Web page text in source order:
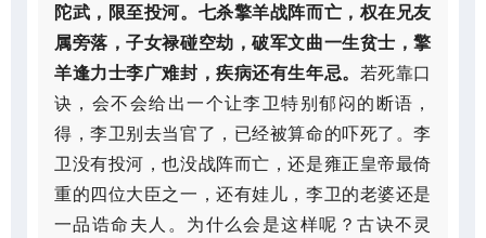
陀武，限至投河。七杀擎羊战阵而亡，权在兄友
属旁落，子女禄碰空劫，破军文曲一生贫士，擎
羊逢力士李广难封，疾病还有生年忌。 若死靠口
诀，会不会给出一个让李卫特别郁闷的断语，
得，李卫别去当官了，已经被算命的吓死了。李
卫没有投河，也没战阵而亡，还是雍正皇帝最倚
重的四位大臣之一，还有娃儿，李卫的老婆还是
一品诰命夫人。为什么会是这样呢？古诀不灵